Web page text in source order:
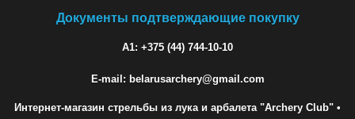
Документы подтверждающие покупку
A1: +375 (44) 744-10-10
E-mail: belarusarchery@gmail.com
Интернет-магазин стрельбы из лука и арбалета "Archery Club" •